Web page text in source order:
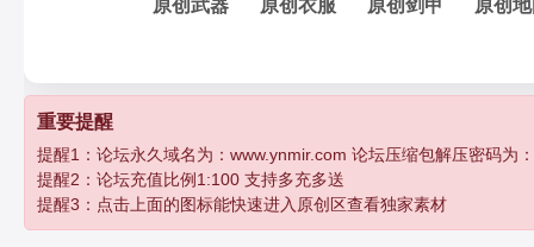
原创武器 原创衣服 原创剑甲 原创
重要提醒
提醒1：论坛永久域名为：www.ynmir.com 论坛压缩包解压密码为
提醒2：论坛充值比例1:100 支持多充多送
提醒3：点击上面的图标能快速进入原创区查看独家素材